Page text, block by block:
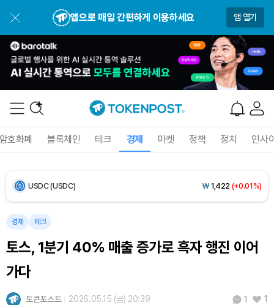
앱으로 매일 간편하게 이용하세요 앱 열기
호화폐 블록체인 테크 경제 마켓 정책 정치 인사
Bitcoin (BTC) ₩92,032,331(+0.69%)
USDC (USDC) ₩ 1,422 (+0.01%)
XRP (XRP)
Solana (SOL) ₩ 105,143 (-0.19%)
TRON (TRX)
경제 테크
토스, 1분기 40% 매출 증가로 흑자 행진 이어
가다
토큰포스트 2026.05.15 (금) 20:39 1 1